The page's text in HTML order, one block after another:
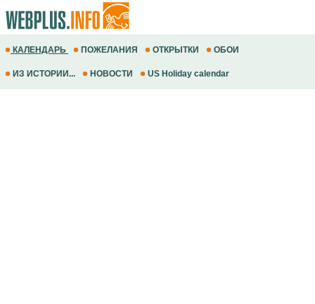
КАЛЕНДАРЬ ПОЖЕЛАНИЯ ОТКРЫТКИ ОБОИ
ИЗ ИСТОРИИ... НОВОСТИ US Holiday calendar